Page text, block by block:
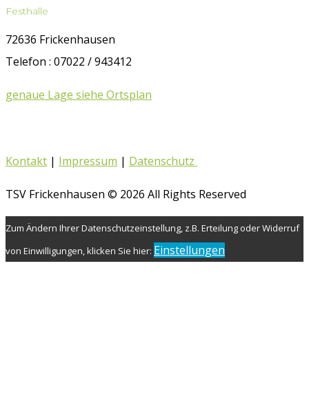
Festhalle
72636 Frickenhausen
Telefon : 07022 / 943412
genaue Lage siehe Ortsplan
Kontakt | Impressum | Datenschutz
TSV Frickenhausen © 2026 All Rights Reserved
Zum Ändern Ihrer Datenschutzeinstellung, z.B. Erteilung oder Widerruf
von Einwilligungen, klicken Sie hier: Einstellungen